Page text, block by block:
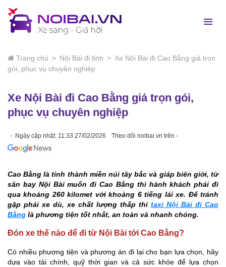
Trang chủ > Nội Bài đi tỉnh > Xe Nội Bài đi Cao Bằng giá trọn
gói, phục vụ chuyên nghiệp
Xe Nội Bài đi Cao Bằng giá trọn gói,
phục vụ chuyên nghiệp
Ngày cập nhật: 11:33 27/02/2026 Theo dõi noibai.vn trên -
Cao Bằng là tỉnh thành miền núi tây bắc và giáp biên giới, từ
sân bay Nội Bài muốn đi Cao Bằng thì hành khách phải đi
qua khoảng 260 kilomet với khoảng 6 tiếng lái xe. Để tránh
gặp phải xe dù, xe chất lượng thấp thì taxi Nội Bài đi Cao
Bằng là phương tiện tốt nhất, an toàn và nhanh chóng.
Đón xe thế nào để đi từ Nội Bài tới Cao Bằng?
Có nhiều phương tiện và phương án đi lại cho bạn lựa chọn, hãy
dựa vào tài chính, quỹ thời gian và cả sức khỏe để lựa chọn